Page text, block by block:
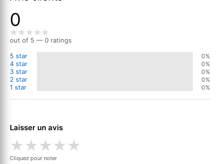
0
out of 5 — 0 ratings
5 star
0%
4 star 0%
3 star 0%
2 star 0%
1 star 0%
Laisser un avis
★★★★★
Cliquez pour noter